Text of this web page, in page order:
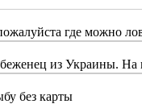
где можно
из Украины. На
без карты